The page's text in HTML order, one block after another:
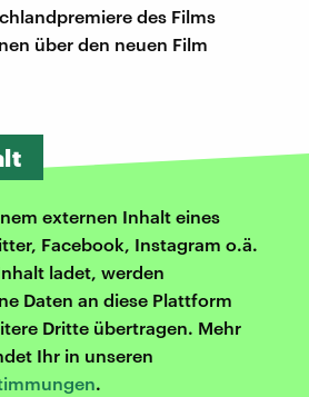
des Films
über den neuen Film
externen Inhalt eines
Facebook, Instagram o.ä.
ladet, werden
Daten an diese Plattform
Dritte übertragen. Mehr
Ihr in unseren
.